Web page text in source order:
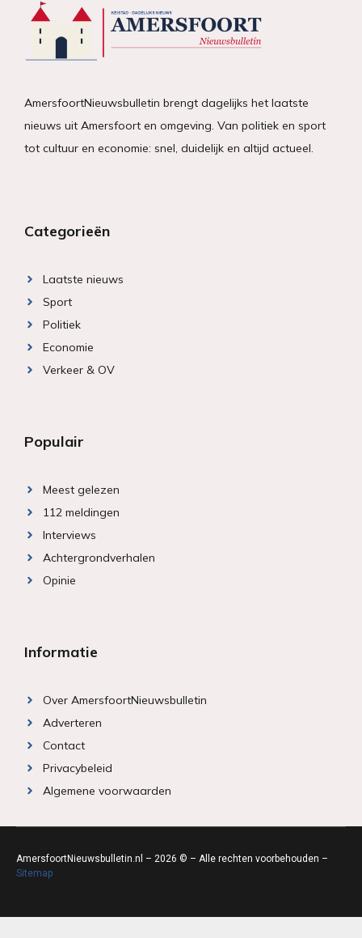
AmersfoortNieuwsbulletin brengt dagelijks het laatste
nieuws uit Amersfoort en omgeving. Van politiek en sport
tot cultuur en economie: snel, duidelijk en altijd actueel.
Categorieën
Laatste nieuws
Sport
Politiek
Economie
Verkeer & OV
Populair
Meest gelezen
112 meldingen
Interviews
Achtergrondverhalen
Opinie
Informatie
Over AmersfoortNieuwsbulletin
Adverteren
Contact
Privacybeleid
Algemene voorwaarden
AmersfoortNieuwsbulletin.nl – 2026 © – Alle rechten voorbehouden –
Sitemap